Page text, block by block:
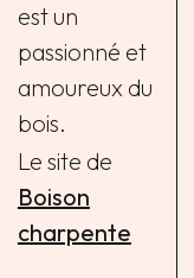
est un
passionné et
amoureux du
bois.
Le site de
Boison
charpente